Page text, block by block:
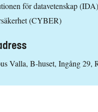
för datavetenskap (IDA)
(CYBER)
Valla, B-huset, Ingång 29,